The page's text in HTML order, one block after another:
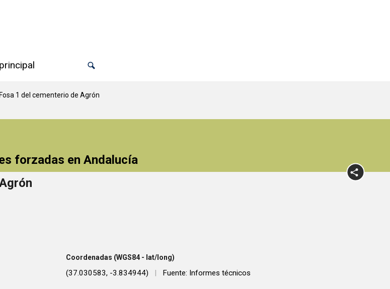
Fosa 1 del cementerio de Agrón
forzadas en Andalucía
Coordenadas (WGS84 - lat/long)
(37.030583, -3.834944) | Fuente: Informes técnicos